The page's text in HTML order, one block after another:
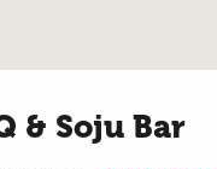
& Soju Bar